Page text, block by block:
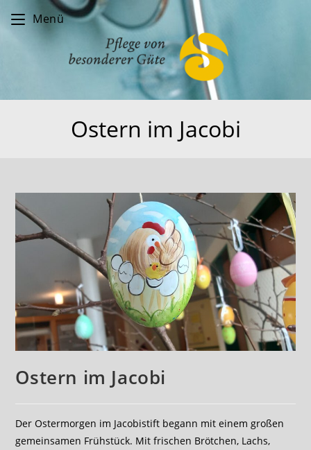
Inhalt
Menü
Ostern im Jacobi
Ostern im Jacobi
Der Ostermorgen im Jacobistift begann mit einem großen
gemeinsamen Frühstück. Mit frischen Brötchen, Lachs,